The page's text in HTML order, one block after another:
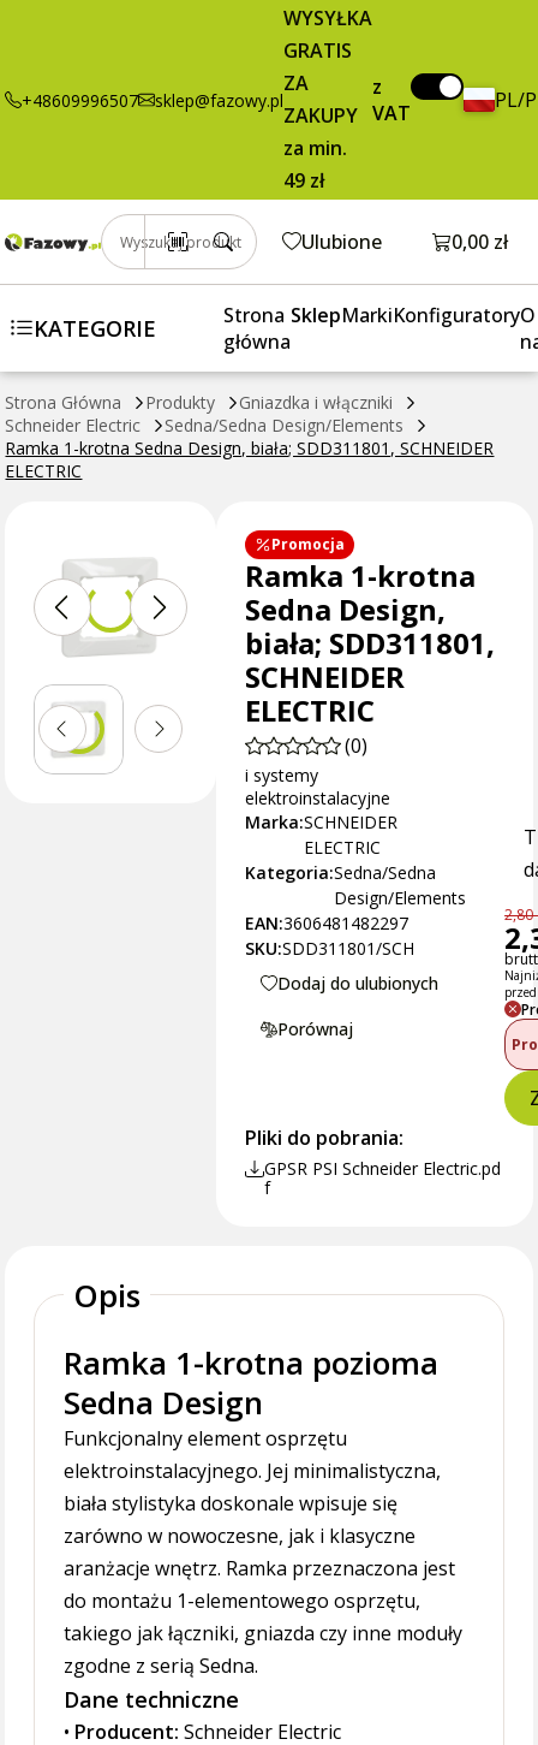
+48609996507 sklep@fazowy.pl
WYSYŁKA
GRATIS
ZA
ZAKUPY
za min.
49 zł
z
VAT
PL/
Wyszukaj produkt Ulubione Otwórz
0,00 zł
KATEGORIE
Strona
główna
SklepMarkiKonfiguratoryO
Strona Główna Produkty
Gniazdka i włączniki
Schneider Electric
Sedna/Sedna Design/Elements
Ramka 1-krotna Sedna Design, biała; SDD311801, SCHNEIDER
ELECTRIC
SCHNEIDER
brutto / szt. Dodaj do koszyka
Promocja
Ramka 1-krotna
Sedna Design,
biała; SDD311801,
SCHNEIDER
ELECTRIC
(0)
i systemy
elektroinstalacyjne
Marka:SCHNEIDER
ELECTRIC
Kategoria:Sedna/Sedna
Design/Elements
EAN:3606481482297
SKU:SDD311801/SCH
Dodaj do ulubionych
Porównaj
2,80
Pliki do pobrania:
GPSR PSI Schneider Electric.pd
f
Opis
Ramka 1-krotna pozioma
Sedna Design
Funkcjonalny element osprzętu
elektroinstalacyjnego. Jej minimalistyczna,
biała stylistyka doskonale wpisuje się
zarówno w nowoczesne, jak i klasyczne
aranżacje wnętrz. Ramka przeznaczona jest
do montażu 1-elementowego osprzętu,
takiego jak łączniki, gniazda czy inne moduły
zgodne z serią Sedna.
Dane techniczne
• Producent: Schneider Electric